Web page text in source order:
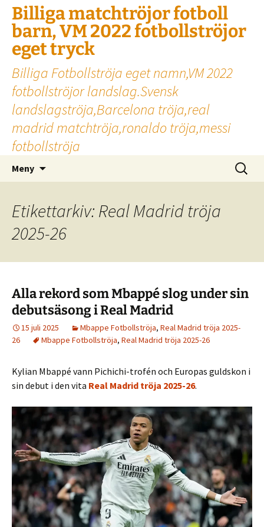
Billiga matchtröjor fotboll
barn, VM 2022 fotbollströjor
eget tryck
Billiga Fotbollströja eget namn,VM 2022
fotbollströjor landslag.Svensk
landslagströja,Barcelona tröja,real
madrid matchtröja,ronaldo tröja,messi
fotbollströja
Meny
Sök
efter:
Etikettarkiv: Real Madrid tröja
2025-26
Alla rekord som Mbappé slog under sin
debutsäsong i Real Madrid
15 juli 2025 Mbappe Fotbollströja, Real Madrid tröja 2025-
26
Mbappe Fotbollströja, Real Madrid tröja 2025-26
Kylian Mbappé vann Pichichi-trofén och Europas guldskon i
sin debut i den vita Real Madrid tröja 2025-26.